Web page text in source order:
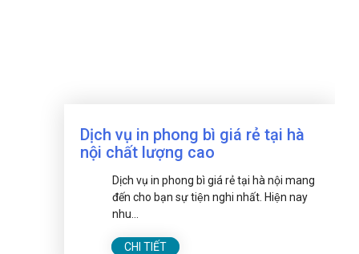
Dịch vụ in phong bì giá rẻ tại hà
nội chất lượng cao
Dịch vụ in phong bì giá rẻ tại hà nội mang
đến cho bạn sự tiện nghi nhất. Hiện nay
nhu...
CHI TIẾT